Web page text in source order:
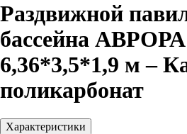
Раздвижной
бассейна
6,36*3,5*1,9 м –
поликарбонат
Характеристики